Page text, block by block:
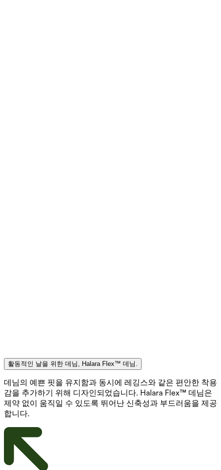
활동적인 날을 위한 데님, Halara Flex™ 데님.
데님의 예쁜 핏을 유지함과 동시에 레깅스와 같은 편안한 착용
감을 추가하기 위해 디자인되었습니다. Halara Flex™ 데님은
제약 없이 움직일 수 있도록 뛰어난 신축성과 부드러움을 제공
합니다.